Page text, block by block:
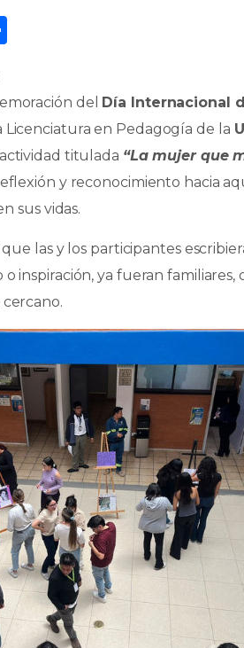
p
ar
ti
r
del Día Internacional
en Pedagogía de la
titulada “La mujer que
y reconocimiento hacia
sus vidas.
las y los participantes
inspiración, ya fueran familiares,